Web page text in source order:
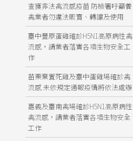
查獲非法禽流感疫苗 防檢署呼籲養
禽業者勿違法販賣、轉讓及使用
臺中豐原蛋雞確診H5N1高原病性禽
流感，請業者落實各項生物安全工
作
苗栗棄置死雞及臺中蛋雞場確診禽
流感 未依規定通報疫情將依法處辦
嘉義及臺南禽場確診H5N1高原病性
禽流感，請業者落實各項生物安全
工作